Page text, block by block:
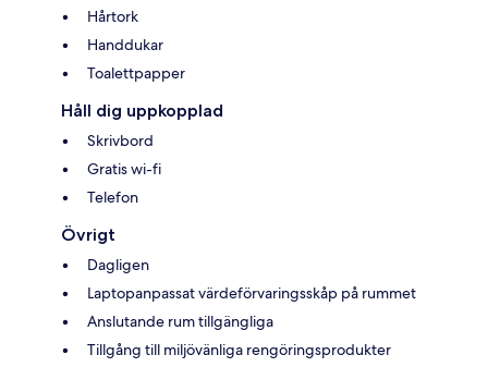
Hårtork
Handdukar
Toalettpapper
Håll dig uppkopplad
Skrivbord
Gratis wi-fi
Telefon
Övrigt
Dagligen
Laptopanpassat värdeförvaringsskåp på rummet
Anslutande rum tillgängliga
Tillgång till miljövänliga rengöringsprodukter